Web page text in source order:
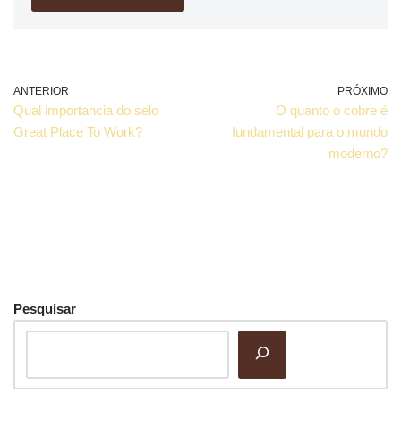
ANTERIOR
Qual importancia do selo
Great Place To Work?
PRÓXIMO
O quanto o cobre é
fundamental para o mundo
moderno?
Pesquisar